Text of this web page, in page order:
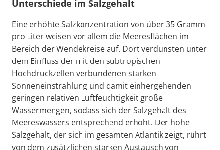
Unterschiede im Salzgehalt
Eine erhöhte Salzkonzentration von über 35 Gramm
pro Liter weisen vor allem die Meeresflächen im
Bereich der Wendekreise auf. Dort verdunsten unter
dem Einfluss der mit den subtropischen
Hochdruckzellen verbundenen starken
Sonneneinstrahlung und damit einhergehenden
geringen relativen Luftfeuchtigkeit große
Wassermengen, sodass sich der Salzgehalt des
Meereswassers entsprechend erhöht. Der hohe
Salzgehalt, der sich im gesamten Atlantik zeigt, rührt
von dem zusätzlichen starken Austausch von